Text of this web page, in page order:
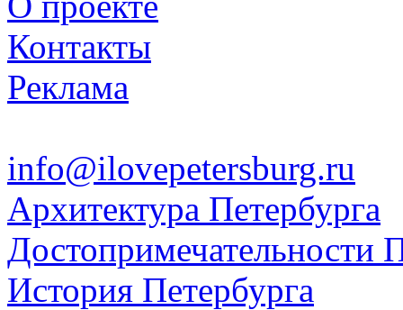
Контакты
Реклама
info@ilovepetersburg.ru
Архитектура Петербурга
Достопримечательности
История Петербурга